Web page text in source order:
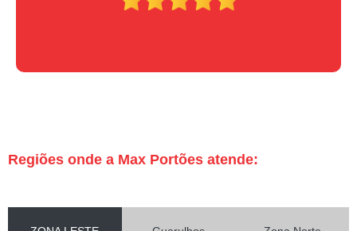
Regiões onde a Max Portões atende: